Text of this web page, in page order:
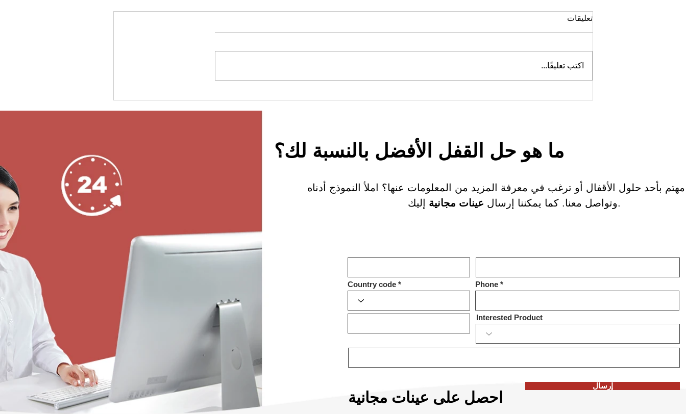
تعليقات
اكتب تعليقًا...
ما هو حل القفل الأفضل بالنسبة لك؟
بأحد حلول الأقفال أو ترغب في معرفة المزيد من المعلومات عنها؟ املأ النموذج أدناه
وتواصل معنا. كما يمكننا إرسال عينات مجانية إليك.
Country code Phone
Interested Product
احصل على عينات مجانية
إرسال